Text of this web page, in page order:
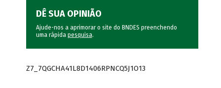
DÊ SUA OPINIÃO
Ajude-nos a aprimorar o site do BNDES preenchendo
uma rápida pesquisa.
Z7_7QGCHA41L8D1406RPNCQ5J1O13